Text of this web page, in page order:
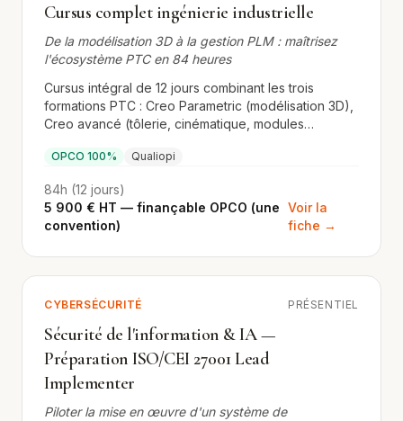
Cursus complet ingénierie industrielle
De la modélisation 3D à la gestion PLM : maîtrisez
l'écosystème PTC en 84 heures
Cursus intégral de 12 jours combinant les trois
formations PTC : Creo Parametric (modélisation 3D),
Creo avancé (tôlerie, cinématique, modules
produit). Finançable OPCO en une seule convention.
OPCO 100% Qualiopi
84h (12 jours)
5 900 € HT — finançable OPCO (une
convention)
Voir la
fiche →
CYBERSÉCURITÉ PRÉSENTIEL
Sécurité de l'information & IA —
Préparation ISO/CEI 27001 Lead
Implementer
Piloter la mise en œuvre d'un système de